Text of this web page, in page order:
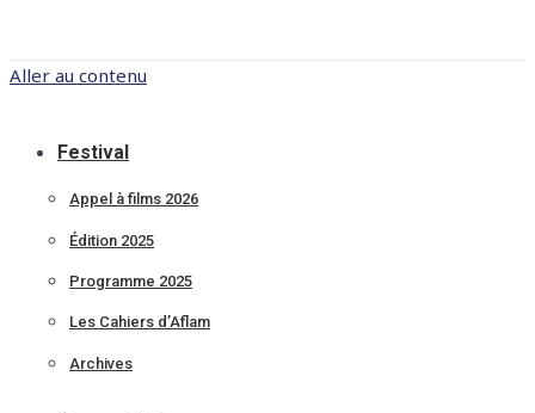
Aller au contenu
Festival
Appel à films 2026
Édition 2025
Programme 2025
Les Cahiers d’Aflam
Archives